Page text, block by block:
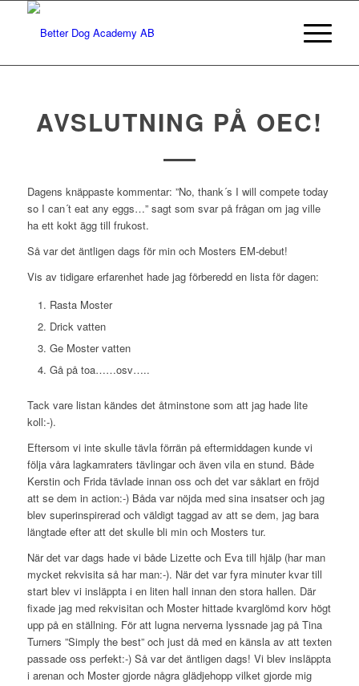
AVSLUTNING PÅ OEC!
Dagens knäppaste kommentar: ”No, thank´s I will compete today
so I can´t eat any eggs…” sagt som svar på frågan om jag ville
ha ett kokt ägg till frukost.
Så var det äntligen dags för min och Mosters EM-debut!
Vis av tidigare erfarenhet hade jag förberedd en lista för dagen:
Rasta Moster
Drick vatten
Ge Moster vatten
Gå på toa……osv…..
Tack vare listan kändes det åtminstone som att jag hade lite
koll:-).
Eftersom vi inte skulle tävla förrän på eftermiddagen kunde vi
följa våra lagkamraters tävlingar och även vila en stund. Både
Kerstin och Frida tävlade innan oss och det var såklart en fröjd
att se dem in action:-) Båda var nöjda med sina insatser och jag
blev superinspirerad och väldigt taggad av att se dem, jag bara
längtade efter att det skulle bli min och Mosters tur.
När det var dags hade vi både Lizette och Eva till hjälp (har man
mycket rekvisita så har man:-). När det var fyra minuter kvar till
start blev vi insläppta i en liten hall innan den stora hallen. Där
fixade jag med rekvisitan och Moster hittade kvarglömd korv högt
upp på en ställning. För att lugna nerverna lyssnade jag på Tina
Turners ”Simply the best” och just då med en känsla av att texten
passade oss perfekt:-) Så var det äntligen dags! Vi blev insläppta
i arenan och Moster gjorde några glädjehopp vilket gjorde mig